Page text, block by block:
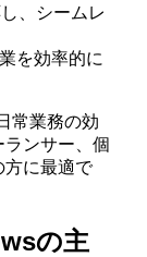
、シームレ
を効率的に
常業務の効
ンサー、個
方に最適で
の主